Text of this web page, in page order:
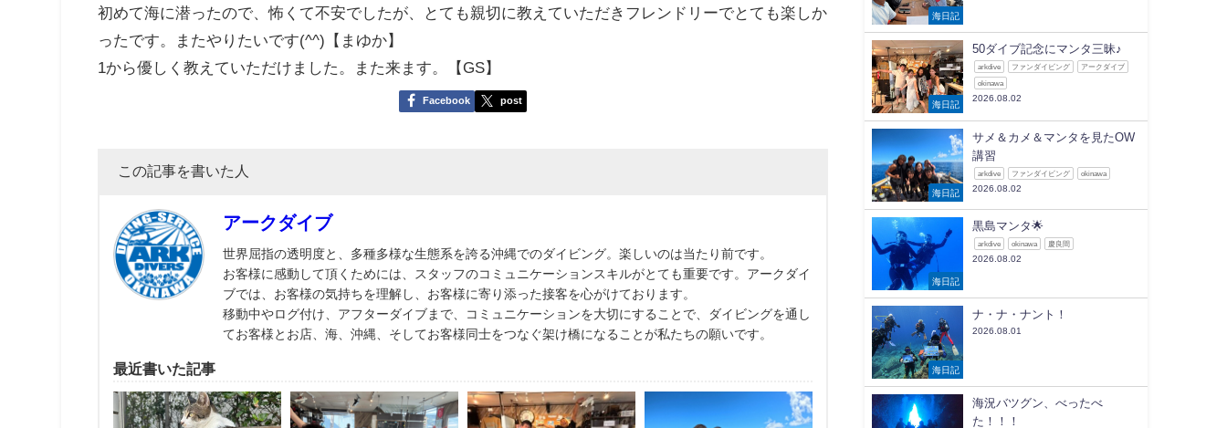
初めて海に潜ったので、怖くて不安でしたが、とても親切に教えていただきフレンドリーでとても楽しか
ったです。またやりたいです(^^)【まゆか】
1から優しく教えていただけました。また来ます。【GS】
Facebook post
この記事を書いた人
アークダイブ
世界屈指の透明度と、多種多様な生態系を誇る沖縄でのダイビング。楽しいのは当たり前です。
お客様に感動して頂くためには、スタッフのコミュニケーションスキルがとても重要です。アークダイ
ブでは、お客様の気持ちを理解し、お客様に寄り添った接客を心がけております。
移動中やログ付け、アフターダイブまで、コミュニケーションを大切にすることで、ダイビングを通し
てお客様とお店、海、沖縄、そしてお客様同士をつなぐ架け橋になることが私たちの願いです。
最近書いた記事
海日記
海日記
50ダイブ記念にマンタ三昧♪
arkdive ファンダイビング アークダイブ
okinawa
2026.08.02
海日記
サメ＆カメ＆マンタを見たOW
講習
arkdive ファンダイビング okinawa
2026.08.02
海日記
黒島マンタ🌟
arkdive okinawa 慶良間
2026.08.02
海日記
ナ・ナ・ナント！
2026.08.01
海況バツグン、べったべ
た！！！